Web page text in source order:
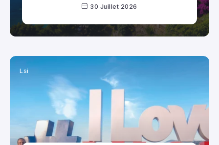
30 Juillet 2026
Lsi